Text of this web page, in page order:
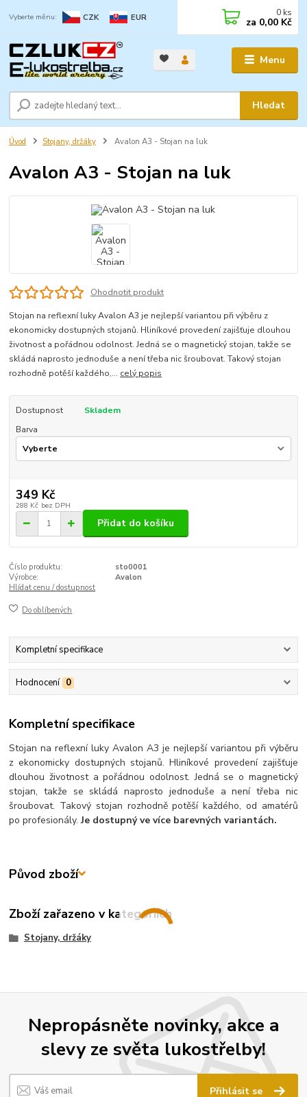
Menu
CZK EUR
Hledat
0 ks
za 0,00 Kč
Úvod Stojany, držáky Avalon A3 - Stojan na luk
Avalon A3 - Stojan na luk
Ohodnotit produkt
Stojan na reflexní luky Avalon A3 je nejlepší variantou při výběru z
ekonomicky dostupných stojanů. Hliníkové provedení zajišťuje dlouhou
životnost a pořádnou odolnost. Jedná se o magnetický stojan, takže se
skládá naprosto jednoduše a není třeba nic šroubovat. Takový stojan
rozhodně potěší každého,... celý popis
Dostupnost
Skladem
Barva
349 Kč
288 Kč bez DPH
Přidat do košíku
Číslo produktu:
sto0001
Výrobce:
Avalon
Hlídat cenu / dostupnost
Do oblíbených
Kompletní specifikace
Hodnocení 0
Kompletní specifikace
Stojan na reflexní luky Avalon A3 je nejlepší variantou při výběru
z ekonomicky dostupných stojanů. Hliníkové provedení zajišťuje
dlouhou životnost a pořádnou odolnost. Jedná se o magnetický
stojan, takže se skládá naprosto jednoduše a není třeba nic
šroubovat. Takový stojan rozhodně potěší každého, od amatérů
po profesionály.Je dostupný ve více barevných variantách.
Původ zboží
Zboží zařazeno v kategoriích
Stojany, držáky
Nepropásněte novinky, akce a
slevy ze světa lukostřelby!
Přihlásit se